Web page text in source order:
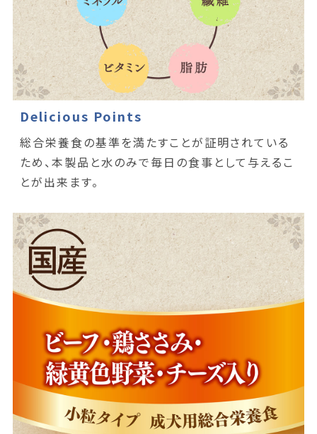
Delicious Points
総合栄養食の基準を満たすことが証明されている
ため、本製品と水のみで毎日の食事として与えるこ
とが出来ます。